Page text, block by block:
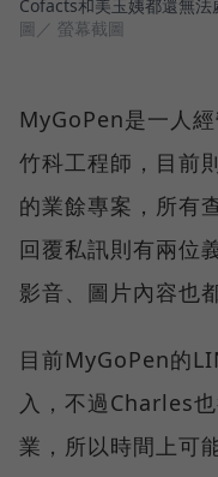
Cofacts和美玉姨都還無法
圖／ 螢幕截圖
MyGoPen是一人
竹科工程師，目前
的業餘專案，所有
回覆私訊則有兩位
影音、圖片內容也
目前MyGoPen的
入，不過Charles
業，所以時間上可